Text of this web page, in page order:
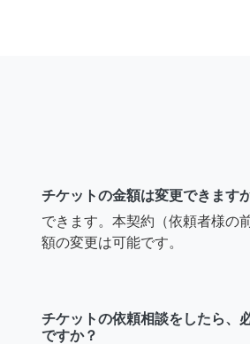
チケットの金額は変更できます
できます。本契約（依頼者様の
額の変更は可能です。
チケットの依頼相談をしたら、
ですか？